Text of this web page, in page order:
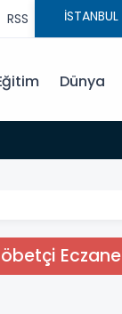
RSS
Dünya
Eczane